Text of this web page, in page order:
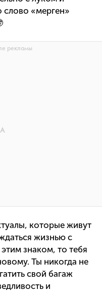
слово «мерген»
которые живут
жизнью с
знаком, то тебя
Ты никогда не
свой багаж
и